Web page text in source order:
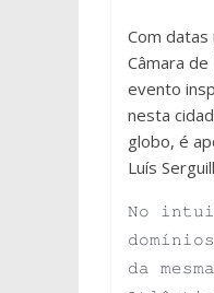
Com datas
Câmara
evento
nesta
globo, é
Luís
No
da